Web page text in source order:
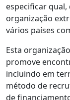
especificar
organização
vários países
Esta
promove
incluindo em
método de
de